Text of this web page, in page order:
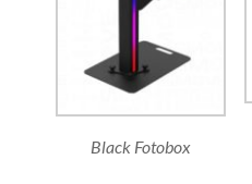
Black Fotobox